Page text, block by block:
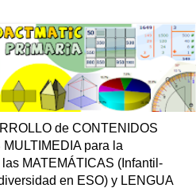
de CONTENIDOS
para la
MATEMÁTICAS (Infantil-
en ESO) y LENGUA